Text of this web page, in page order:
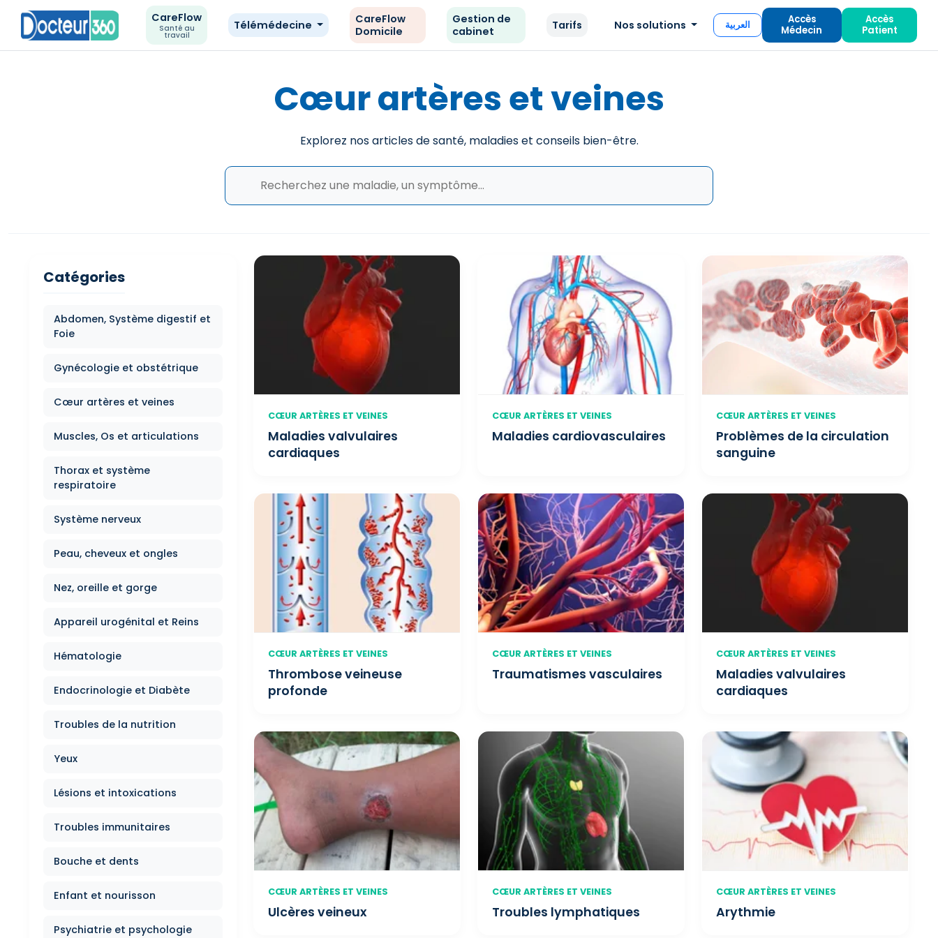
CareFlow
Santé au
travail
Télémédecine
CareFlow
Domicile
Gestion de
cabinet
Tarifs Nos solutions العربية
Accès
Médecin
Accès
Patient
Cœur artères et veines
Explorez nos articles de santé, maladies et conseils bien-être.
Catégories
Abdomen, Système digestif et
Foie
Gynécologie et obstétrique
Cœur artères et veines
Muscles, Os et articulations
Thorax et système
respiratoire
Système nerveux
Peau, cheveux et ongles
Nez, oreille et gorge
Appareil urogénital et Reins
Hématologie
Endocrinologie et Diabète
Troubles de la nutrition
Yeux
Lésions et intoxications
Troubles immunitaires
Bouche et dents
Enfant et nourisson
Psychiatrie et psychologie
CŒUR ARTÈRES ET VEINES
Maladies valvulaires
cardiaques
CŒUR ARTÈRES ET VEINES
Maladies cardiovasculaires
CŒUR ARTÈRES ET VEINES
Problèmes de la circulation
sanguine
CŒUR ARTÈRES ET VEINES
Thrombose veineuse
profonde
CŒUR ARTÈRES ET VEINES
Traumatismes vasculaires
CŒUR ARTÈRES ET VEINES
Maladies valvulaires
cardiaques
CŒUR ARTÈRES ET VEINES
Ulcères veineux
CŒUR ARTÈRES ET VEINES
Troubles lymphatiques
CŒUR ARTÈRES ET VEINES
Arythmie